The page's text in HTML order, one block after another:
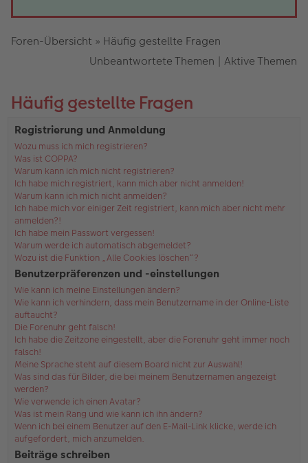
Foren-Übersicht » Häufig gestellte Fragen
Unbeantwortete Themen | Aktive Themen
Häufig gestellte Fragen
Registrierung und Anmeldung
Wozu muss ich mich registrieren?
Was ist COPPA?
Warum kann ich mich nicht registrieren?
Ich habe mich registriert, kann mich aber nicht anmelden!
Warum kann ich mich nicht anmelden?
Ich habe mich vor einiger Zeit registriert, kann mich aber nicht mehr
anmelden?!
Ich habe mein Passwort vergessen!
Warum werde ich automatisch abgemeldet?
Wozu ist die Funktion „Alle Cookies löschen“?
Benutzerpräferenzen und -einstellungen
Wie kann ich meine Einstellungen ändern?
Wie kann ich verhindern, dass mein Benutzername in der Online-Liste
auftaucht?
Die Forenuhr geht falsch!
Ich habe die Zeitzone eingestellt, aber die Forenuhr geht immer noch
falsch!
Meine Sprache steht auf diesem Board nicht zur Auswahl!
Was sind das für Bilder, die bei meinem Benutzernamen angezeigt
werden?
Wie verwende ich einen Avatar?
Was ist mein Rang und wie kann ich ihn ändern?
Wenn ich bei einem Benutzer auf den E-Mail-Link klicke, werde ich
aufgefordert, mich anzumelden.
Beiträge schreiben